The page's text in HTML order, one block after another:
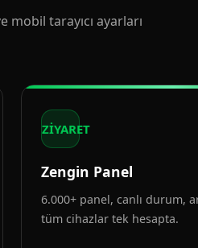
tarayıcı ayarları
ZİYARET
Zengin Panel
6.000+ panel, canlı durum,
tüm cihazlar tek hesapta.